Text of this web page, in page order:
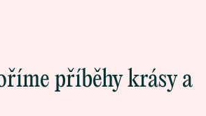
příběhy krásy a